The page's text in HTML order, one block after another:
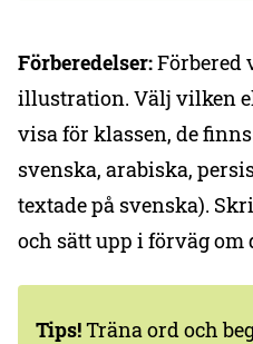
Förberedelser:Förbered
illustration. Välj vilken
visa för klassen, de
svenska, arabiska,
textade på svenska).
och sätt upp i förväg om
Tips!Träna ord och